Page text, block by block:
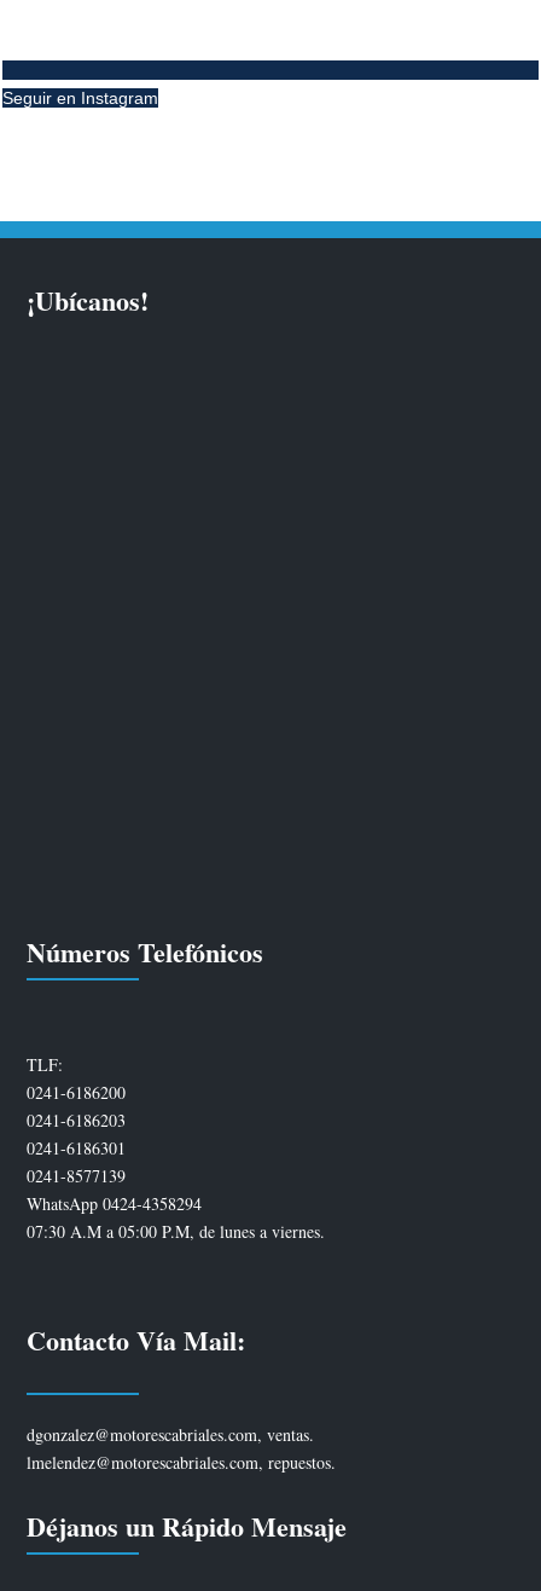
Seguir en Instagram
¡Ubícanos!
Números Telefónicos
TLF:
0241-6186200
0241-6186203
0241-6186301
0241-8577139
WhatsApp 0424-4358294
07:30 A.M a 05:00 P.M, de lunes a viernes.
Contacto Vía Mail:
dgonzalez@motorescabriales.com, ventas.
lmelendez@motorescabriales.com, repuestos.
Déjanos un Rápido Mensaje